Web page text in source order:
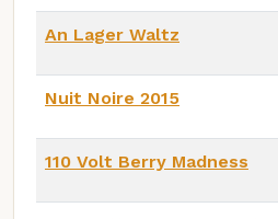
An Lager Waltz
Nuit Noire 2015
110 Volt Berry Madness